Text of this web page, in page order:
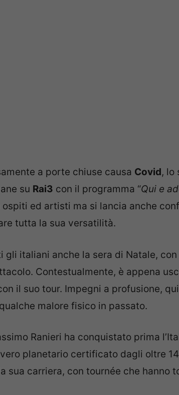
a porte chiuse causa Covid, lo
su Rai3 con il programma “Qui e
ed artisti ma si lancia anche
tutta la sua versatilità.
italiani anche la sera di Natale, con
Contestualmente, è appena
il suo tour. Impegni a profusione,
malore fisico in passato.
Ranieri ha conquistato prima
planetario certificato dagli oltre
sua carriera, con tournée che hanno